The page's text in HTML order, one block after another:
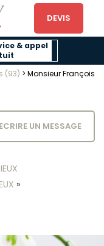
DEVIS
& appel
(93) > Monsieur François
ECRIRE UN MESSAGE
»